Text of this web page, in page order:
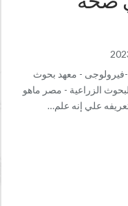
- معهد بحوث
الزراعية - مصر ماهو
علي إنه علم…